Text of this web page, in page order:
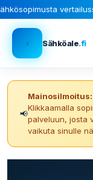
⚡ Sähköale.fi
📢
Mainosilmoitus:
Klikkaamalla
palveluun, josta
vaikuta sinulle